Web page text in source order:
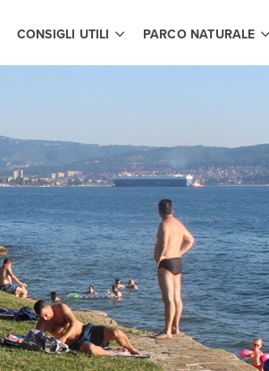
CONSIGLI UTILI PARCO NATURALE